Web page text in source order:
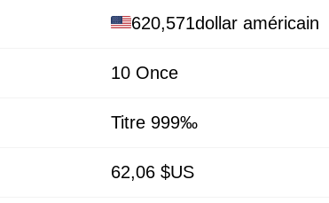
620,571dollar américain
10 Once
Titre 999‰
62,06 $US